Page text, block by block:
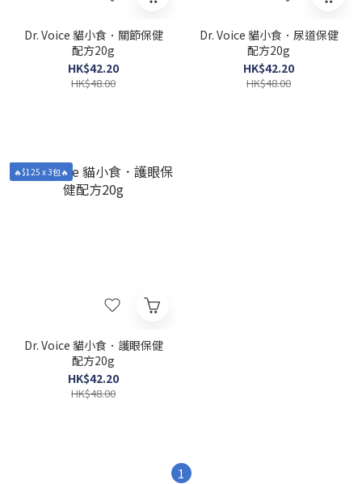
Dr. Voice 貓小食．關節保健
配方20g
HK$42.20
HK$48.00
Dr. Voice 貓小食．尿道保健
配方20g
HK$42.20
HK$48.00
🔥$125 x 3包🔥
Dr. Voice 貓小食．護眼保健
配方20g
HK$42.20
HK$48.00
1